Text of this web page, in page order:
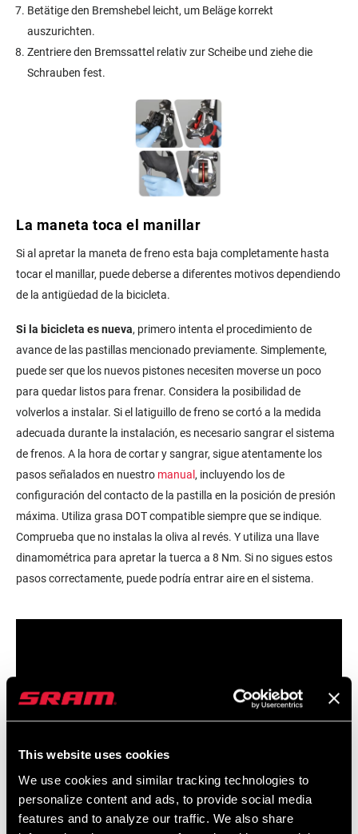
This website uses cookies
We use cookies and similar tracking technologies to
personalize content and ads, to provide social media
features and to analyze our traffic. We also share
Betätige den Bremshebel leicht, um Beläge korrekt
auszurichten.
Zentriere den Bremssattel relativ zur Scheibe und ziehe die
Schrauben fest.
La maneta toca el manillar
Si al apretar la maneta de freno esta baja completamente hasta
tocar el manillar, puede deberse a diferentes motivos dependiendo
de la antigüedad de la bicicleta.
Si la bicicleta es nueva, primero intenta el procedimiento de
avance de las pastillas mencionado previamente. Simplemente,
puede ser que los nuevos pistones necesiten moverse un poco
para quedar listos para frenar. Considera la posibilidad de
volverlos a instalar. Si el latiguillo de freno se cortó a la medida
adecuada durante la instalación, es necesario sangrar el sistema
de frenos. A la hora de cortar y sangrar, sigue atentamente los
pasos señalados en nuestro manual , incluyendo los de
configuración del contacto de la pastilla en la posición de presión
máxima. Utiliza grasa DOT compatible siempre que se indique.
Comprueba que no instalas la oliva al revés. Y utiliza una llave
dinamométrica para apretar la tuerca a 8 Nm. Si no sigues estos
pasos correctamente, puede podría entrar aire en el sistema.
Solltest du dein Rad schon eine Weile gefahren sein